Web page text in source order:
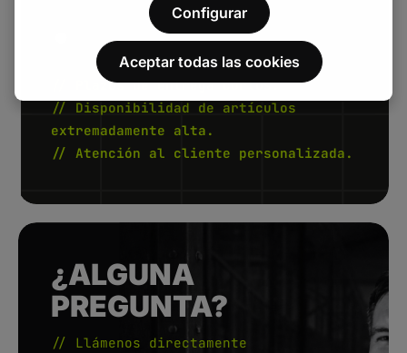
// Plazos de entrega cortos.
// Disponibilidad de artículos
extremadamente alta.
// Atención al cliente personalizada.
¿ALGUNA
PREGUNTA?
// Llámenos directamente
Configurar
Aceptar todas las cookies